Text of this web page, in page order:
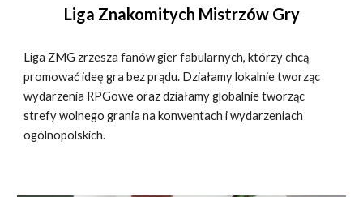
Liga Znakomitych Mistrzów Gry
Liga ZMG zrzesza fanów gier fabularnych, którzy chcą
promować ideę gra bez prądu. Działamy lokalnie tworząc
wydarzenia RPGowe oraz działamy globalnie tworząc
strefy wolnego grania na konwentach iwydarzeniach
ogólnopolskich.